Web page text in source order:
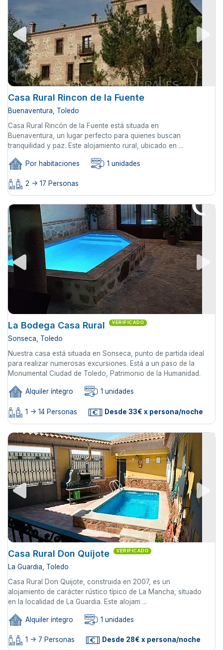
Casa Rural Rincon de la Fuente
Buenaventura, Toledo
Casa Rural Rincón de la Fuente está situada en
Buenaventura, un lugar perfecto para quienes buscan
tranquilidad y paz. Este alojamiento rural, ubicado en ...
Por habitaciones 1 unidades
2 -> 17 Personas
La Bodega Casa Rural VERIFICADO
Sonseca, Toledo
Nuestra casa está situada en Sonseca, punto de partida ideal
para realizar numerosas excursiones. Está a un paso de la
Monumental Ciudad de Toledo, Patrimonio de la Humanidad.
Alquiler íntegro 1 unidades
1 -> 14 Personas Desde 33€ x persona/noche
Casa Rural Don Quijote VERIFICADO
La Guardia, Toledo
Casa Rural Don Quijote, construida en 2007, es un
alojamiento de carácter rústico típico de La Mancha, situado
en la localidad de La Guardia. Este alojam ...
Alquiler íntegro 1 unidades
1 -> 7 Personas Desde 28€ x persona/noche